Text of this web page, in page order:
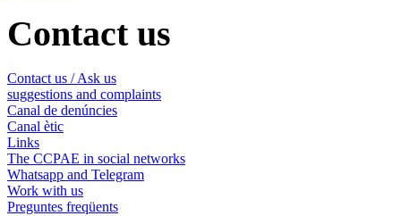
Contact us
Contact us / Ask us
suggestions and complaints
Canal de denúncies
Canal ètic
Links
The CCPAE in social networks
Whatsapp and Telegram
Work with us
Preguntes freqüents